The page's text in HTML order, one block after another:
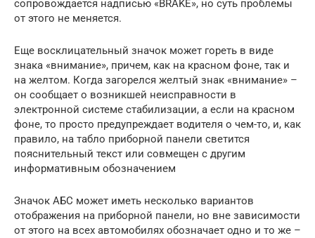
сопровождается надписью «BRAKE», но суть проблемы
от этого не меняется.
Еще восклицательный значок может гореть в виде
знака «внимание», причем, как на красном фоне, так и
на желтом. Когда загорелся желтый знак «внимание» –
он сообщает о возникшей неисправности в
электронной системе стабилизации, а если на красном
фоне, то просто предупреждает водителя о чем-то, и, как
правило, на табло приборной панели светится
пояснительный текст или совмещен с другим
информативным обозначением
Значок АБС может иметь несколько вариантов
отображения на приборной панели, но вне зависимости
от этого на всех автомобилях обозначает одно и то же –